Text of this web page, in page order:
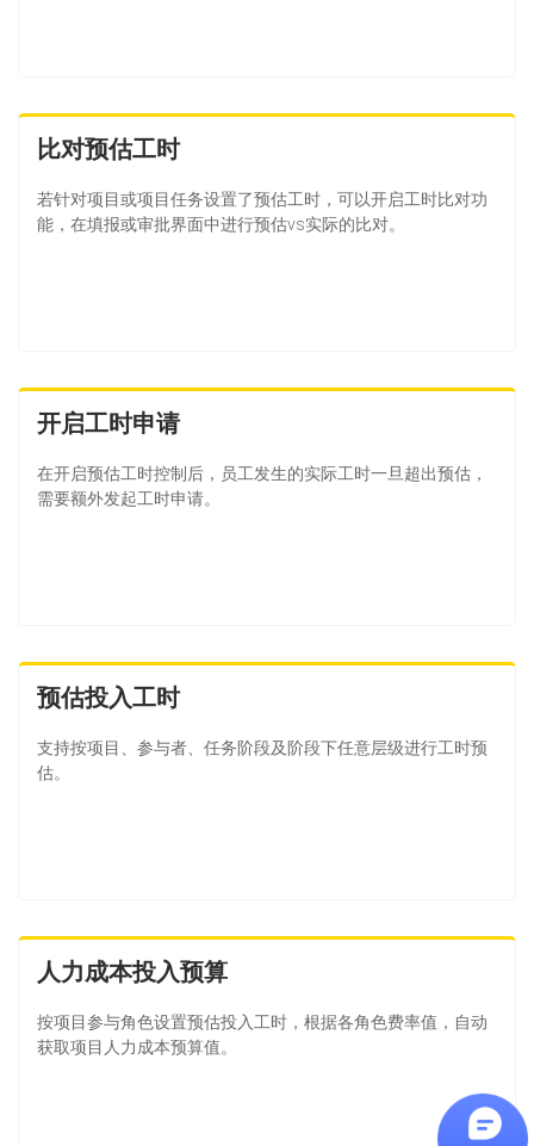
比对预估工时
若针对项目或项目任务设置了预估工时，可以开启工时比对功
能，在填报或审批界面中进行预估vs实际的比对。
开启工时申请
在开启预估工时控制后，员工发生的实际工时一旦超出预估，
需要额外发起工时申请。
预估投入工时
支持按项目、参与者、任务阶段及阶段下任意层级进行工时预
估。
人力成本投入预算
按项目参与角色设置预估投入工时，根据各角色费率值，自动
获取项目人力成本预算值。